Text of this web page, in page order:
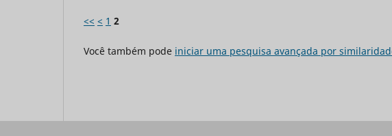
<< < 1 2
Você também pode iniciar uma pesquisa avançada por